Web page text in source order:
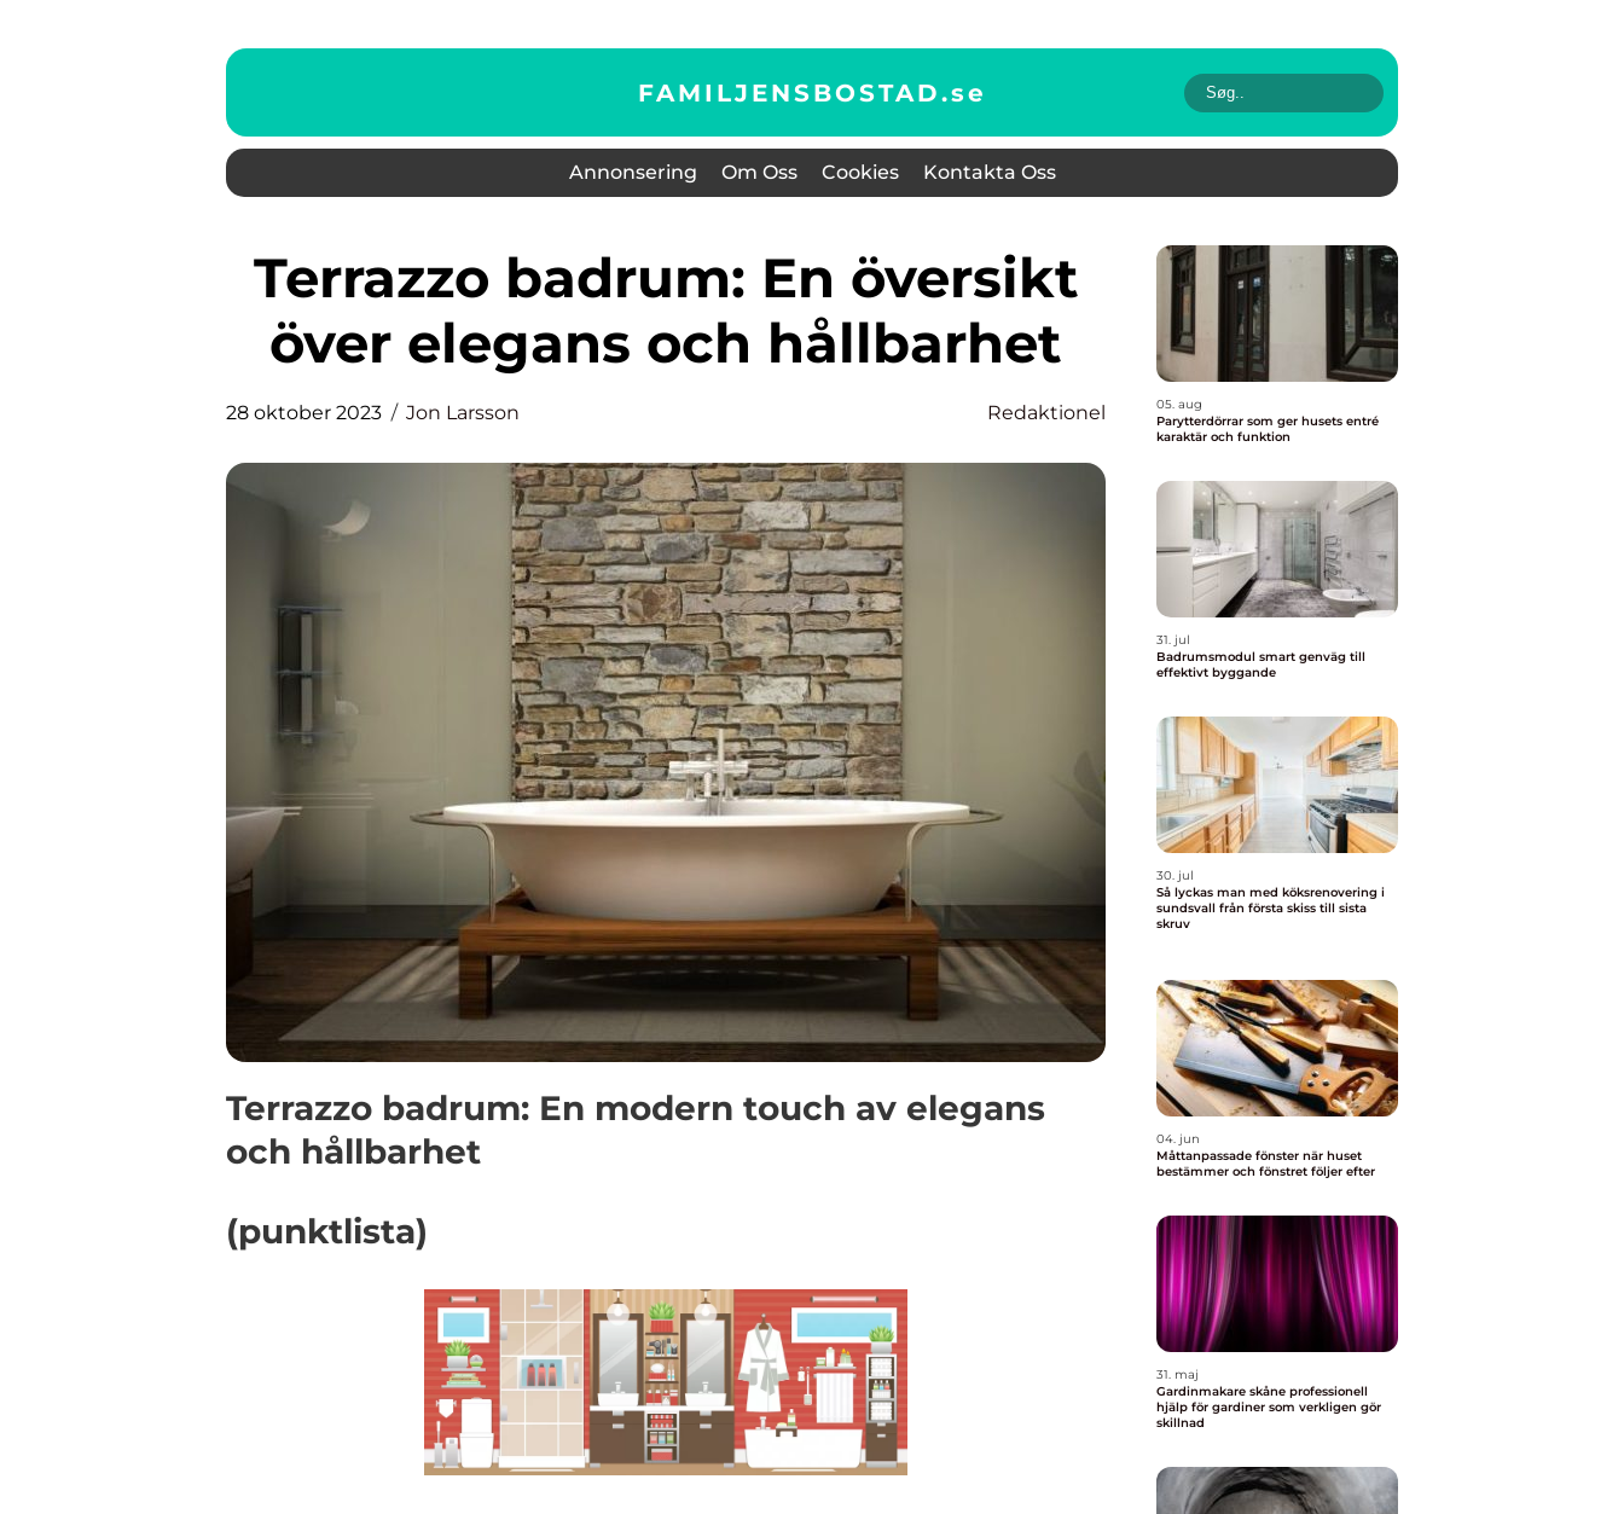
FAMILJENSBOSTAD.se
Annonsering Om Oss Cookies Kontakta Oss
Terrazzo badrum: En översikt
över elegans och hållbarhet
28 oktober 2023 Jon Larsson Redaktionel
Terrazzo badrum: En modern touch av elegans
och hållbarhet
(punktlista)
05. aug
Parytterdörrar som ger husets entré
karaktär och funktion
31. jul
Badrumsmodul smart genväg till
effektivt byggande
30. jul
Så lyckas man med köksrenovering i
sundsvall från första skiss till sista
skruv
04. jun
Måttanpassade fönster när huset
bestämmer och fönstret följer efter
31. maj
Gardinmakare skåne professionell
hjälp för gardiner som verkligen gör
skillnad